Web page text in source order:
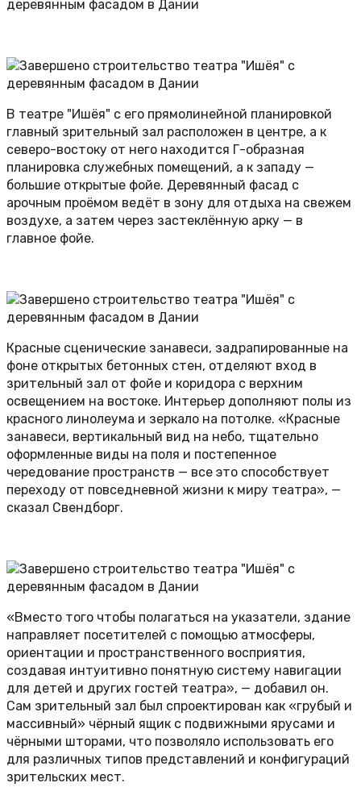
В театре "Ишёя" с его прямолинейной планировкой
главный зрительный зал расположен в центре, а к
северо-востоку от него находится Г-образная
планировка служебных помещений, а к западу —
большие открытые фойе. Деревянный фасад с
арочным проёмом ведёт в зону для отдыха на свежем
воздухе, а затем через застеклённую арку — в
главное фойе.
Красные сценические занавеси, задрапированные на
фоне открытых бетонных стен, отделяют вход в
зрительный зал от фойе и коридора с верхним
освещением на востоке. Интерьер дополняют полы из
красного линолеума и зеркало на потолке. «Красные
занавеси, вертикальный вид на небо, тщательно
оформленные виды на поля и постепенное
чередование пространств — все это способствует
переходу от повседневной жизни к миру театра», —
сказал Свендборг.
«Вместо того чтобы полагаться на указатели, здание
направляет посетителей с помощью атмосферы,
ориентации и пространственного восприятия,
создавая интуитивно понятную систему навигации
для детей и других гостей театра», — добавил он.
Сам зрительный зал был спроектирован как «грубый и
массивный» чёрный ящик с подвижными ярусами и
чёрными шторами, что позволяло использовать его
для различных типов представлений и конфигураций
зрительских мест.